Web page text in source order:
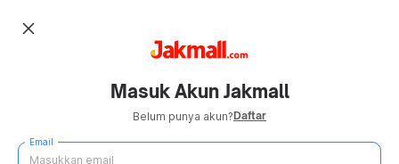
close
Masuk Akun Jakmall
Belum punya akun?Daftar
Email